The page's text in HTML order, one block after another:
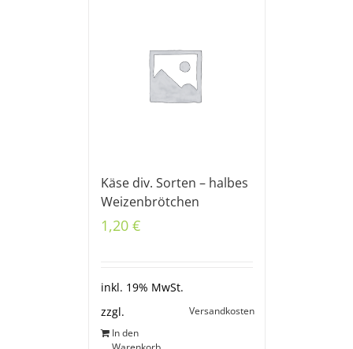
Käse div. Sorten – halbes
Weizenbrötchen
1,20 €
inkl. 19% MwSt.
zzgl.
Versandkosten
In den